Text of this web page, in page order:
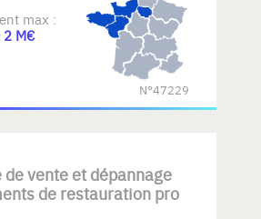
max :
2 M€
N°47229
vente et dépannage
de restauration pro